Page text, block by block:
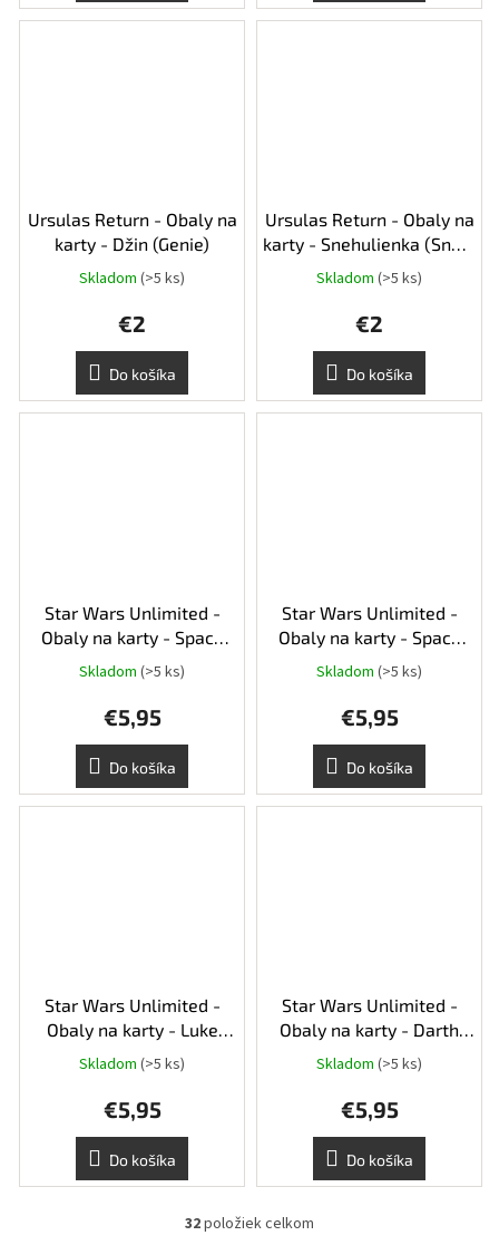
Ursulas Return - Obaly na
karty - Džin (Genie)
Skladom (>5 ks)
€2
Do košíka
Ursulas Return - Obaly na
karty - Snehulienka (Snow
White)
Skladom (>5 ks)
€2
Do košíka
Star Wars Unlimited -
Obaly na karty - Space
Blue
Skladom (>5 ks)
€5,95
Do košíka
Star Wars Unlimited -
Obaly na karty - Space
Red
Skladom (>5 ks)
€5,95
Do košíka
Star Wars Unlimited -
Obaly na karty - Luke
Skywalker
Skladom (>5 ks)
€5,95
Do košíka
Star Wars Unlimited -
Obaly na karty - Darth
Vader
Skladom (>5 ks)
€5,95
Do košíka
O
32položiek celkom